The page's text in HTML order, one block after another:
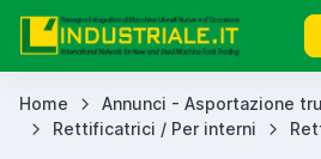
Home Annunci - Asportazione
Rettificatrici / Per interni